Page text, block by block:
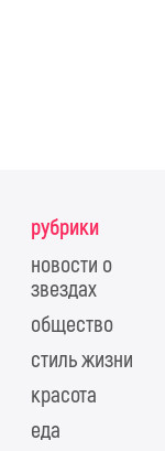
рубрики
новости о
звездах
общество
стиль жизни
красота
еда